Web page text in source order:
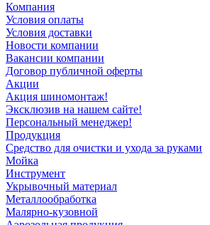
Компания
Условия оплаты
Условия доставки
Новости компании
Вакансии компании
Договор публичной оферты
Акции
Акция шиномонтаж!
Эксклюзив на нашем сайте!
Персональный менеджер!
Продукция
Средство для очистки и ухода за руками
Мойка
Инструмент
Укрывочный материал
Металлообработка
Малярно-кузовной